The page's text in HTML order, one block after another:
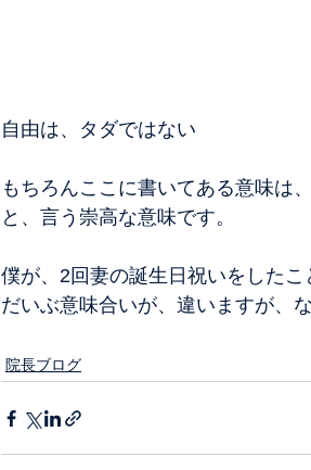
自由は、タダではない
もちろんここに書いてある意味は
と、言う崇高な意味です。
僕が、2回妻の誕生日祝いをしたこ
だいぶ意味合いが、違いますが、
院長ブログ